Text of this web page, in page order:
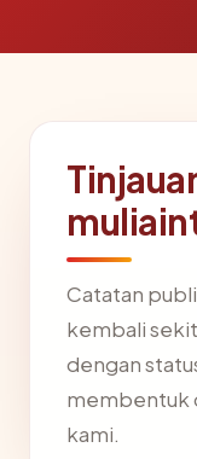
Catatan
kembali
dengan
membentuk
kami.